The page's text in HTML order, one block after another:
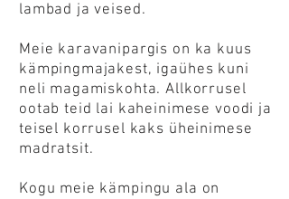
lambad ja veised.
Meie karavanipargis on ka kuus
kämpingmajakest, igaühes kuni
neli magamiskohta. Allkorrusel
ootab teid lai kaheinimese voodi ja
teisel korrusel kaks üheinimese
madratsit.
Kogu meie kämpingu ala on